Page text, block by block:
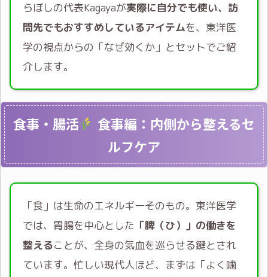
らぼしの代表Kagayaが実際に自分でも使い、訪
問先でもおすすめしているアイテムを、東洋医
学の視点からの「なぜ効くか」とセットでご紹
介します。
食事・腸活
食事編：内側から整えるセ
ルフケア
「食」は生命のエネルギーそのもの。東洋医学
では、胃腸を中心とした 「脾（ひ）」の働きを
整えることが、全身の気血を巡らせる鍵とされ
ています。忙しい現代人ほど、まずは「よく噛